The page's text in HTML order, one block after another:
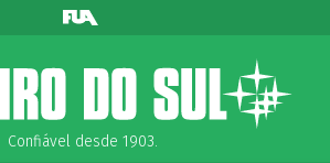
Confiável desde 1903.